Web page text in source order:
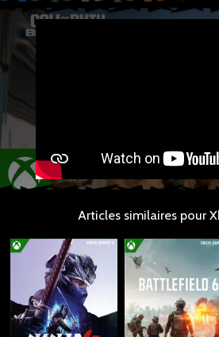
Articles similaires pour